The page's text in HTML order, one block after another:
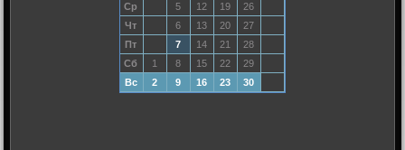
Ср
5 12 19
26
Чт
6 13 20
27
Пт
7 14 21
28
Сб
1 8 15 22
29
Вс
2 9 16 23 30